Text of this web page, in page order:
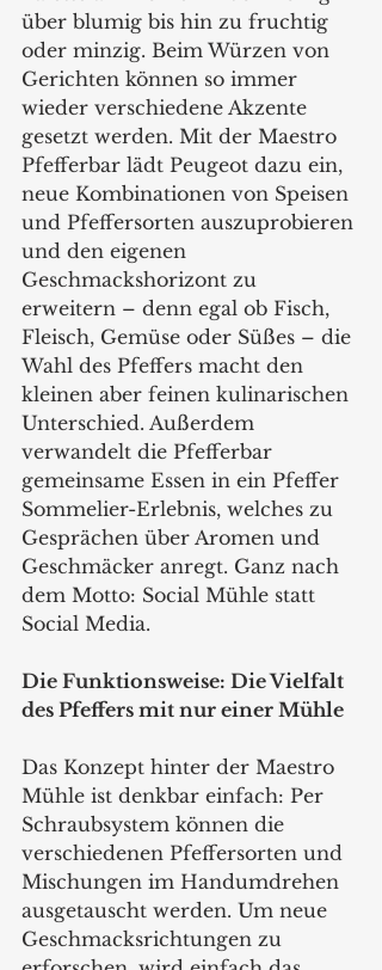
über blumig bis hin zu fruchtig
oder minzig. Beim Würzen von
Gerichten können so immer
wieder verschiedene Akzente
gesetzt werden. Mit der Maestro
Pfefferbar lädt Peugeot dazu ein,
neue Kombinationen von Speisen
und Pfeffersorten auszuprobieren
und den eigenen
Geschmackshorizont zu
erweitern – denn egal ob Fisch,
Fleisch, Gemüse oder Süßes – die
Wahl des Pfeffers macht den
kleinen aber feinen kulinarischen
Unterschied. Außerdem
verwandelt die Pfefferbar
gemeinsame Essen in ein Pfeffer
Sommelier-Erlebnis, welches zu
Gesprächen über Aromen und
Geschmäcker anregt. Ganz nach
dem Motto: Social Mühle statt
Social Media.
Die Funktionsweise: Die Vielfalt
des Pfeffers mit nur einer Mühle
Das Konzept hinter der Maestro
Mühle ist denkbar einfach: Per
Schraubsystem können die
verschiedenen Pfeffersorten und
Mischungen im Handumdrehen
ausgetauscht werden. Um neue
Geschmacksrichtungen zu